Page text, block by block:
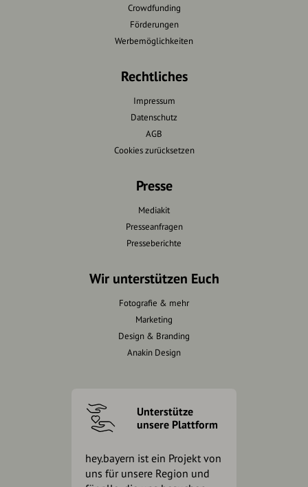
Crowdfunding
Förderungen
Werbemöglichkeiten
Rechtliches
Impressum
Datenschutz
AGB
Cookies zurücksetzen
Presse
Mediakit
Presseanfragen
Presseberichte
Wir unterstützen Euch
Fotografie & mehr
Marketing
Design & Branding
Anakin Design
Unterstütze
unsere Plattform
hey.bayern ist ein Projekt von
uns für unsere Region und